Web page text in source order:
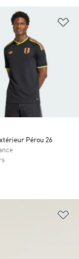
Liste de produits
Pérou 26